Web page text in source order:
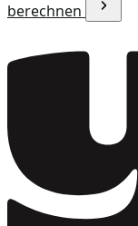
berechnen